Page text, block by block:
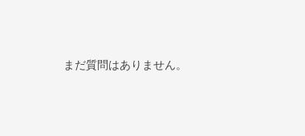
まだ質問はありません。